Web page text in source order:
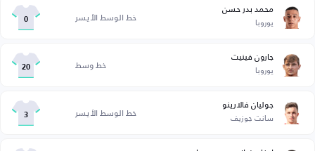
محمد بدر حسن
يوروبا خط الوسط الأيسر 0
جارون فينيت
يوروبا خط وسط 20
جوليان فالارينو
سانت جوزيف خط الوسط الأيسر 3